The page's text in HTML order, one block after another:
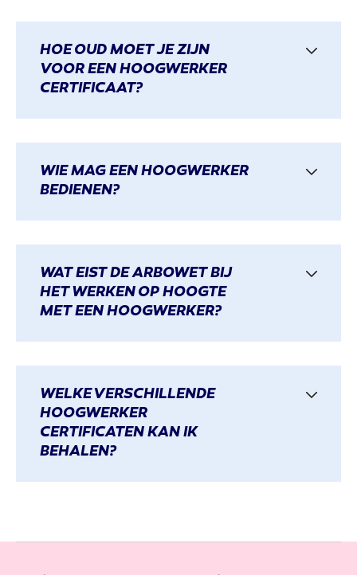
HOE OUD MOET JE ZIJN
VOOR EEN HOOGWERKER
CERTIFICAAT?
WIE MAG EEN HOOGWERKER
BEDIENEN?
WAT EIST DE ARBOWET BIJ
HET WERKEN OP HOOGTE
MET EEN HOOGWERKER?
WELKE VERSCHILLENDE
HOOGWERKER
CERTIFICATEN KAN IK
BEHALEN?